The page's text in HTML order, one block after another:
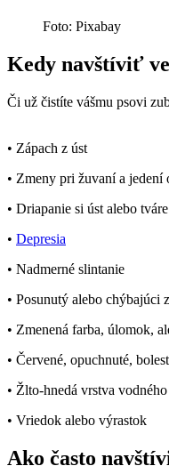
Foto: Pixabay
Kedy navštíviť
Či už čistíte vášmu psovi
• Zápach z úst
• Zmeny pri žuvaní a
• Driapanie si úst alebo
• Depresia
• Nadmerné slintanie
• Posunutý alebo chýbajúci
• Zmenená farba, úlomok,
• Červené, opuchnuté,
• Žlto-hnedá vrstva
• Vriedok alebo výrastok
Ako často